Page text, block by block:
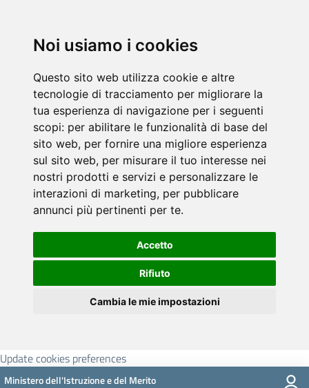
Noi usiamo i cookies
Questo sito web utilizza cookie e altre
tecnologie di tracciamento per migliorare la
tua esperienza di navigazione per i seguenti
scopi: per abilitare le funzionalità di base del
sito web, per fornire una migliore esperienza
sul sito web, per misurare il tuo interesse nei
nostri prodotti e servizi e personalizzare le
interazioni di marketing, per pubblicare
annunci più pertinenti per te.
Accetto
Rifiuto
Cambia le mie impostazioni
Update cookies preferences
Ministero dell'Istruzione e del Merito